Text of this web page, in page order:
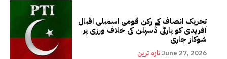
تحریک انصاف کے رکن قومی اسمبلی اقبال
آفریدی کو پارٹی ڈسپلن کی خلاف ورزی پر
شوکاز جاری
تازہ ترینJune 27, 2026